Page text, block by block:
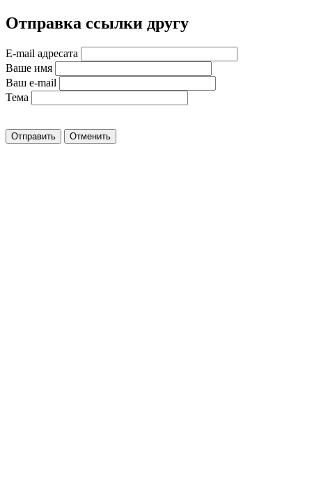
Отправка ссылки другу
E-mail адресата
Ваше имя
Ваш e-mail
Тема
Отправить Отменить